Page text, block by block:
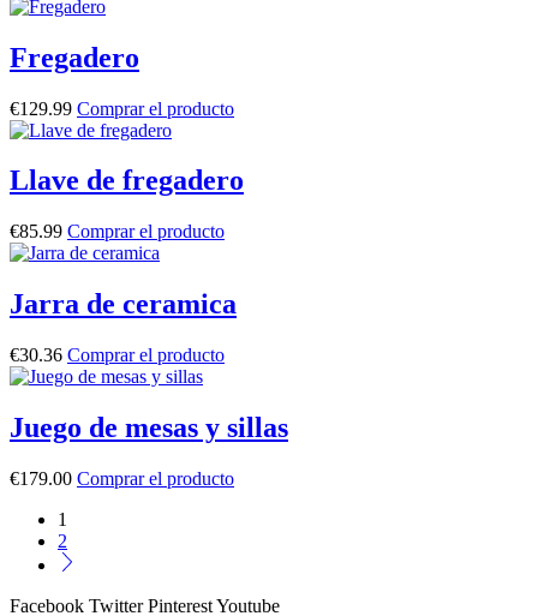
Fregadero
€129.99 Comprar el producto
Llave de fregadero
€85.99 Comprar el producto
Jarra de ceramica
€30.36 Comprar el producto
Juego de mesas y sillas
€179.00 Comprar el producto
1
2
Facebook Twitter PinterestYoutube